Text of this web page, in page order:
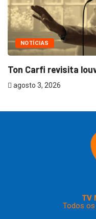
NOTÍCIAS
Ton Carfi revisita
agosto 3, 2026
TV
Todos os